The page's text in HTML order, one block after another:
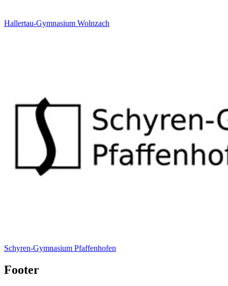
Hallertau-Gymnasium Wolnzach
Schyren-Gymnasium Pfaffenhofen
Footer